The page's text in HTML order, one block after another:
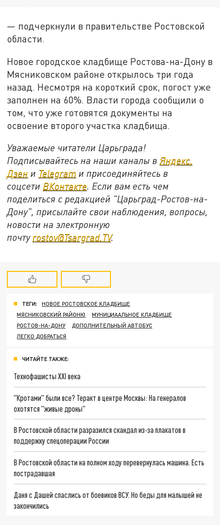
— подчеркнули в правительстве Ростовской
области.
Новое городское кладбище Ростова-на-Дону в
Мясниковском районе открылось три года
назад. Несмотря на короткий срок, погост уже
заполнен на 60%. Власти города сообщили о
том, что уже готовятся документы на
освоение второго участка кладбища.
Уважаемые читатели Царьграда!
Подписывайтесь на наши каналы вЯндекс.
Дзен и Telegram и присоединяйтесь в
соцсети ВКонтакте. Если вам есть чем
поделиться с редакцией "Царьград-Ростов-на-
Дону", присылайте свои наблюдения, вопросы,
новости на электронную
почту rostov@Tsargrad.ТV.
ТЕГИ:
НОВОЕ РОСТОВСКОЕ КЛАДБИЩЕ
МЯСНИКОВСКИЙ РАЙОНЮ
МУНИЦИААЛЬНОЕ КЛАДБИЩЕ
РОСТОВ-НА-ДОНУ
ДОПОЛНИТЕЛЬНЫЙ АВТОБУС
ЛЕГКО ДОБРАТЬСЯ
ЧИТАЙТЕ ТАКЖЕ:
Технофашисты XXI века
"Кротами" были все? Теракт в центре Москвы: На генералов
охотятся "живые дроны"
В Ростовской области разразился скандал из-за плакатов в
поддержку спецоперации России
В Ростовской области на полном ходу перевернулась машина. Есть
пострадавшая
Даня с Дашей спаслись от боевиков ВСУ. Но беды для малышей не
закончились